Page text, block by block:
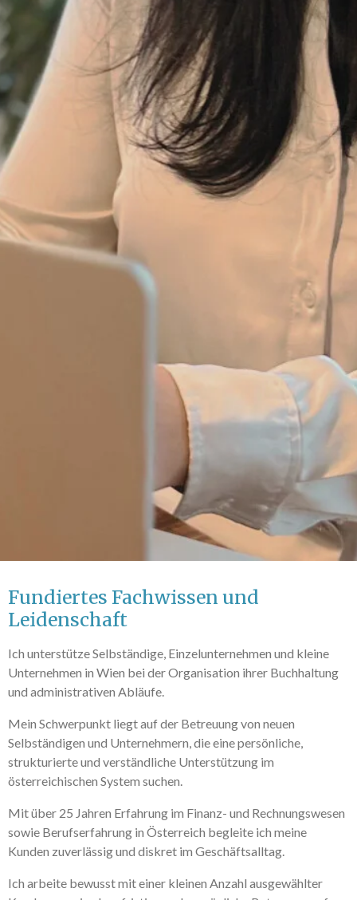
Fundiertes Fachwissen und
Leidenschaft
Ich unterstütze Selbständige, Einzelunternehmen und kleine
Unternehmen in Wien bei der Organisation ihrer Buchhaltung
und administrativen Abläufe.
Mein Schwerpunkt liegt auf der Betreuung von neuen
Selbständigen und Unternehmern, die eine persönliche,
strukturierte und verständliche Unterstützung im
österreichischen System suchen.
Mit über 25 Jahren Erfahrung im Finanz- und Rechnungswesen
sowie Berufserfahrung in Österreich begleite ich meine
Kunden zuverlässig und diskret im Geschäftsalltag.
Ich arbeite bewusst mit einer kleinen Anzahl ausgewählter